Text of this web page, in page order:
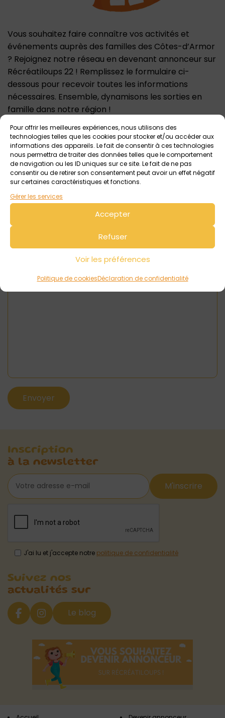
Pour offrir les meilleures expériences, nous utilisons des
technologies telles que les cookies pour stocker et/ou accéder aux
informations des appareils. Le fait de consentir à ces technologies
nous permettra de traiter des données telles que le comportement
de navigation ou les ID uniques sur ce site. Le fait de ne pas
consentir ou de retirer son consentement peut avoir un effet négatif
sur certaines caractéristiques et fonctions.
Gérer les services
Accepter
Refuser
Voir les préférences
Politique de cookiesDéclaration de confidentialité
Vous souhaitez faire connaître vos activités et
événements auprès des familles des Côtes-d’Armor
? Rejoignez notre réseau en devenant annonceur sur
Récréatiloups 22 ! Remplissez le formulaire ci-
dessous pour recevoir toutes les informations
nécessaires. Ensemble, dynamisons les sorties en
famille dans notre région !
Prénom et nom*
Adresse e-mail*
Inscription
à la newsletter
M'inscrire
J'ai lu et j'accepte notre politique de confidentialité
Suivez nos
actualités sur
Le blog